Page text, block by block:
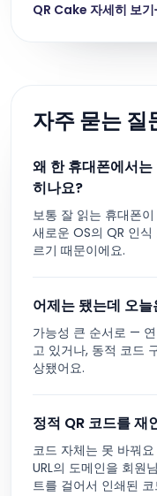
QR Cake 자세히 보기
자주 묻는 질
왜 한 휴대폰에서
히나요?
보통 잘 읽는 휴대폰
새로운 OS의 QR 인
르기 때문이에요.
어제는 됐는데 오
가능성 큰 순서로 —
고 있거나, 동적 코드
상됐어요.
정적 QR 코드를 재
코드 자체는 못 바꿔
URL의 도메인을 회원
트를 걸어서 인쇄된